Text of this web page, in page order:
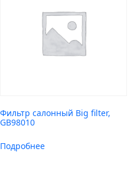
Фильтр салонный Big filter,
GB98010
Подробнее